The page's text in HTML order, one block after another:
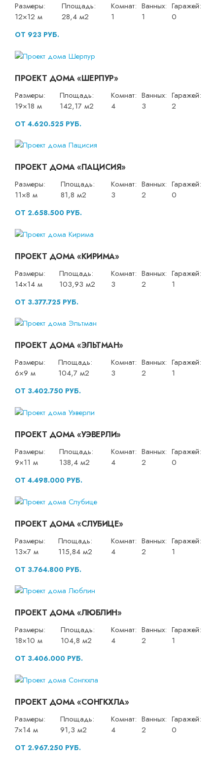
Размеры:
12×12 м
Площадь:
28,4 м2
Комнат:
1
Ванных:
1
Гаражей:
0
ОТ 923 РУБ.
ПРОЕКТ ДОМА «ШЕРПУР»
Размеры:
19×18 м
Площадь:
142,17 м2
Комнат:
4
Ванных:
3
Гаражей:
2
ОТ 4.620.525 РУБ.
ПРОЕКТ ДОМА «ПАЦИСИЯ»
Размеры:
11×8 м
Площадь:
81,8 м2
Комнат:
3
Ванных:
2
Гаражей:
0
ОТ 2.658.500 РУБ.
ПРОЕКТ ДОМА «КИРИМА»
Размеры:
14×14 м
Площадь:
103,93 м2
Комнат:
3
Ванных:
2
Гаражей:
1
ОТ 3.377.725 РУБ.
ПРОЕКТ ДОМА «ЭЛЬТМАН»
Размеры:
6×9 м
Площадь:
104,7 м2
Комнат:
3
Ванных:
2
Гаражей:
1
ОТ 3.402.750 РУБ.
ПРОЕКТ ДОМА «УЭВЕРЛИ»
Размеры:
9×11 м
Площадь:
138,4 м2
Комнат:
4
Ванных:
2
Гаражей:
0
ОТ 4.498.000 РУБ.
ПРОЕКТ ДОМА «СЛУБИЦЕ»
Размеры:
13×7 м
Площадь:
115,84 м2
Комнат:
4
Ванных:
2
Гаражей:
1
ОТ 3.764.800 РУБ.
ПРОЕКТ ДОМА «ЛЮБЛИН»
Размеры:
18×10 м
Площадь:
104,8 м2
Комнат:
4
Ванных:
2
Гаражей:
1
ОТ 3.406.000 РУБ.
ПРОЕКТ ДОМА «СОНГКХЛА»
Размеры:
7×14 м
Площадь:
91,3 м2
Комнат:
4
Ванных:
2
Гаражей:
0
ОТ 2.967.250 РУБ.